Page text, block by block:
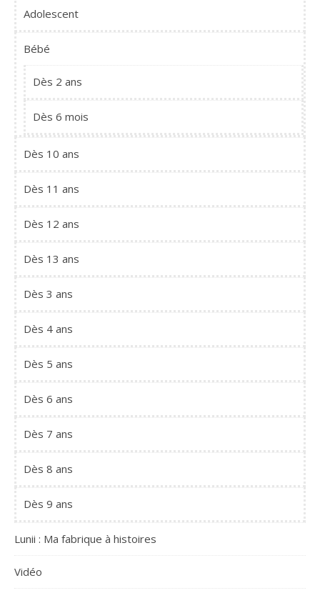
Adolescent
Bébé
Dès 2 ans
Dès 6 mois
Dès 10 ans
Dès 11 ans
Dès 12 ans
Dès 13 ans
Dès 3 ans
Dès 4 ans
Dès 5 ans
Dès 6 ans
Dès 7 ans
Dès 8 ans
Dès 9 ans
Lunii : Ma fabrique à histoires
Vidéo